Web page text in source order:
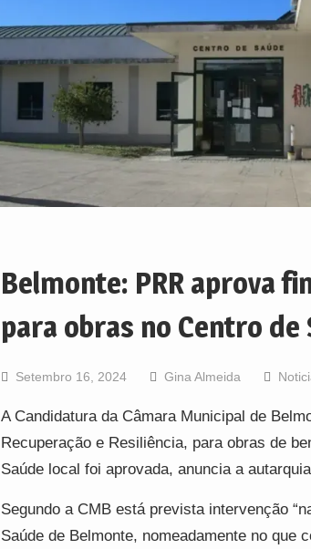
Belmonte: PRR aprova
para obras no Centro de
Setembro 16, 2024 Gina Almeida
A Candidatura da Câmara Municipal de
Recuperação e Resiliência, para obras de
Saúde local foi aprovada, anuncia a
Segundo a CMB está prevista intervenção
Saúde de Belmonte, nomeadamente no que